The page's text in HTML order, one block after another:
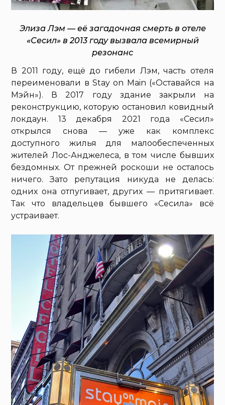
Элиза Лэм — её загадочная смерть в отеле
«Сесил» в 2013 году вызвала всемирный
резонанс
В 2011 году, ещё до гибели Лэм, часть отеля
переименовали в Stay on Main («Оставайся на
Мэйн»). В 2017 году здание закрыли на
реконструкцию, которую остановил ковидный
локдаун. 13 декабря 2021 года «Сесил»
открылся снова — уже как комплекс
доступного жилья для малообеспеченных
жителей Лос-Анджелеса, в том числе бывших
бездомных. От прежней роскоши не осталось
ничего. Зато репутация никуда не делась:
одних она отпугивает, других — притягивает.
Так что владельцев бывшего «Сесила» всё
устраивает.